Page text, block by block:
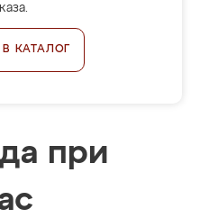
В КАТАЛОГ
при